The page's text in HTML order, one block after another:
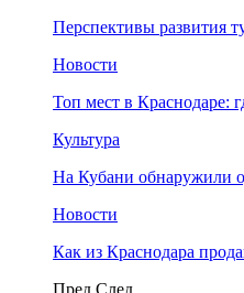
Перспективы развития
Новости
Топ мест в Краснодаре:
Культура
На Кубани обнаружили
Новости
Как из Краснодара
Пред След